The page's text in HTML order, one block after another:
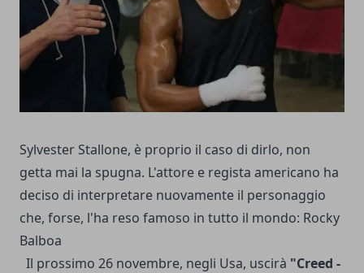
Sylvester Stallone, è proprio il caso di dirlo, non
getta mai la spugna. L'attore e regista americano ha
deciso di interpretare nuovamente il personaggio
che, forse, l'ha reso famoso in tutto il mondo: Rocky
Balboa
Il prossimo 26 novembre, negli Usa, uscirà "Creed -